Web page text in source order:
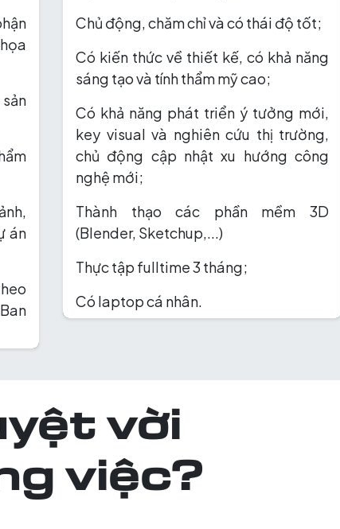
án
Chủ động, chăm chỉ và có thái độ tốt;
Có kiến thức về thiết kế, có khả năng
sáng tạo và tính thẩm mỹ cao;
Có khả năng phát triển ý tưởng mới,
key visual và nghiên cứu thị trường,
chủ động cập nhật xu hướng công
nghệ mới;
Thành thạo các phần mềm 3D
(Blender, Sketchup,...)
Thực tập fulltime 3 tháng;
Có laptop cá nhân.
vời
việc?